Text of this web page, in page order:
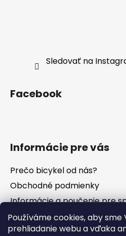
Používáme cookies, aby
prehliadanie webu a vďaka
Sledovať na
Facebook
Informácie pre vás
Prečo bicykel od nás?
Obchodné podmienky
Informácie a poučenie pre
Vrátenie tovaru -
Ochrana osobných údajov